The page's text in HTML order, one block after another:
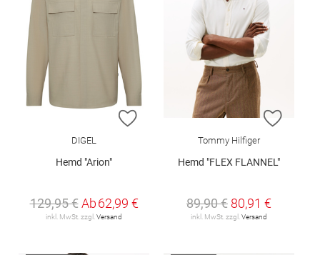
ZUR WUNSCHLISTE HINZUFÜGEN
DIGEL
Hemd "Arion"
129,95 € Ab62,99 €
inkl. MwSt. zzgl. Versand
ZUR
Tommy Hilfiger
Hemd "FLEX FLANNEL"
89,90 € 80,91 €
inkl. MwSt. zzgl. Versand